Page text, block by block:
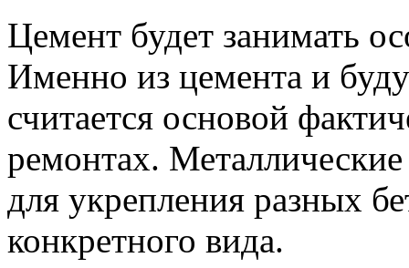
Цемент будет занимать
Именно из цемента и
считается основой
ремонтах.
для укрепления разных
конкретного вида.